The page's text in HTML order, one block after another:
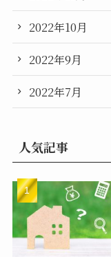
2022年10月
2022年9月
2022年7月
人気記事